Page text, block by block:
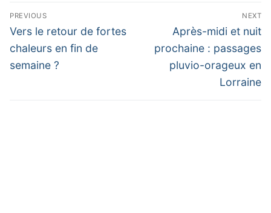
Navigation
de
l’article
PREVIOUS
Previous
post:
Vers le retour de fortes
chaleurs en fin de
semaine ?
NEXT
Next
post:
Après-midi et nuit
prochaine : passages
pluvio-orageux en
Lorraine